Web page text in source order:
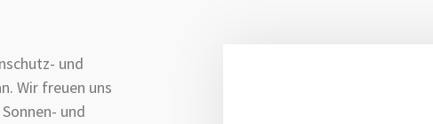
und
Wir freuen uns
und